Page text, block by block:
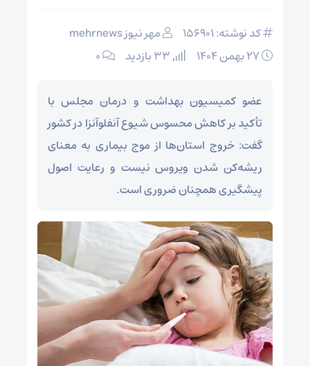
کد نوشته: 156901
مهر نیوز mehrnews
۰
عضو کمیسیون بهداشت و درمان مجلس با
تأکید بر کاهش محسوس شیوع آنفلوآنزا در کشور
گفت: خروج استان‌ها از موج بیماری به معنای
ریشه‌کن شدن ویروس نیست و رعایت اصول
پیشگیری همچنان ضروری است.